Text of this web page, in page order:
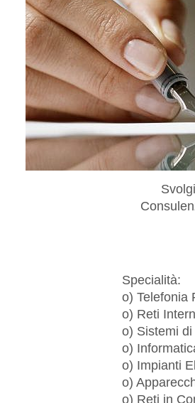
Specialità:
o) Telefonia
o) Reti
o) Sistemi
o)
o) Impianti
o)
o) Reti in